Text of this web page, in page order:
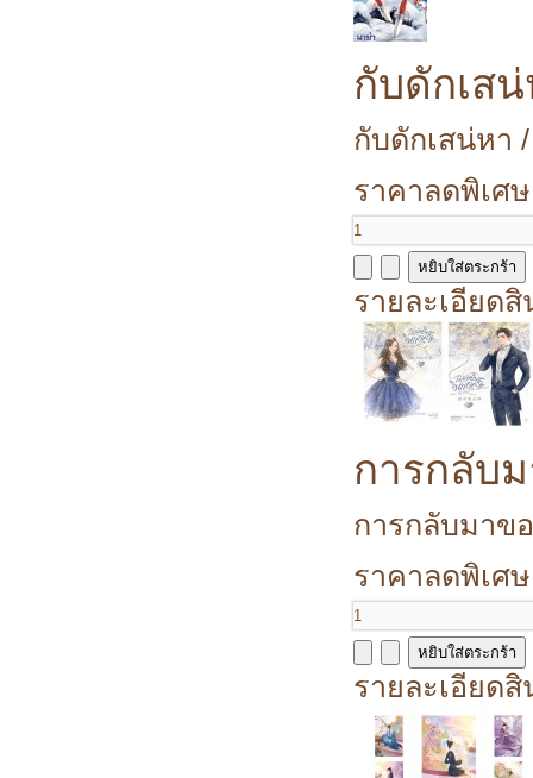
กับดักเส
กับดักเสน่หา
ราคาลดพิเศ
รายละเอียด
การกลับ
การกลับมาข
ราคาลดพิเศ
รายละเอียด